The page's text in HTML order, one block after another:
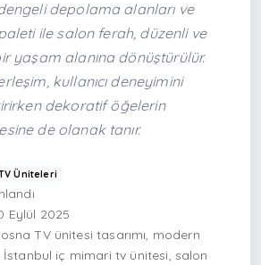
depolama alanları ve
ile salon ferah, düzenli ve
yaşam alanına dönüştürülür.
kullanıcı deneyimini
dekoratif öğelerin
de olanak tanır.
Üniteleri
Eylül 2025
TV ünitesi tasarımı, modern
iç mimari tv ünitesi, salon